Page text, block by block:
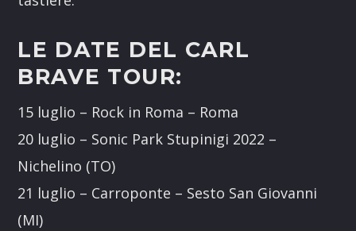
LE DATE DEL CARL
BRAVE TOUR:
15 luglio – Rock in Roma – Roma
20 luglio – Sonic Park Stupinigi 2022 –
Nichelino (TO)
21 luglio – Carroponte – Sesto San Giovanni
(MI)